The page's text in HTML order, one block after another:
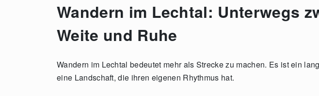
Wandern im Lechtal: Unterwegs
Weite und Ruhe
Wandern im Lechtal bedeutet mehr als Strecke zu machen. Es ist ein
eine Landschaft, die ihren eigenen Rhythmus hat.